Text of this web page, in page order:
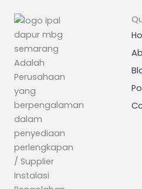
Adalah
Perusahaan
yang
berpengalaman
dalam
penyediaan
perlengkapan
/ Supplier
Instalasi